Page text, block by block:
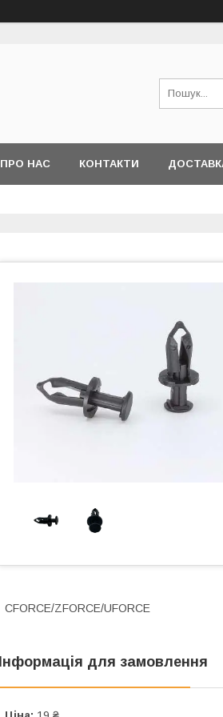
ПРО НАС КОНТАКТИ
CFORCE/ZFORCE/UFORCE
Інформація для замовлення